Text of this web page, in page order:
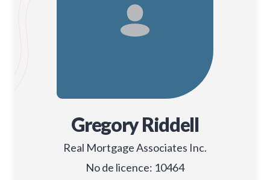
Gregory Riddell
Real Mortgage Associates Inc.
No de licence: 10464